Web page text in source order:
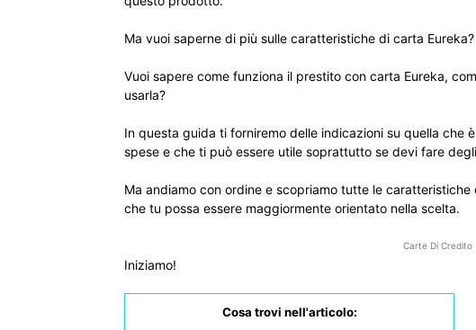
Ma vuoi saperne di più sulle caratteristiche di carta Eureka?
Vuoi sapere come funziona il prestito con carta Eureka,
usarla?
In questa guida ti forniremo delle indicazioni su quella
spese e che ti può essere utile soprattutto se devi fare
Ma andiamo con ordine e scopriamo tutte le caratteristiche
che tu possa essere maggiormente orientato nella scelta.
Carte Di Credito
Iniziamo!
Cosa trovi nell'articolo: